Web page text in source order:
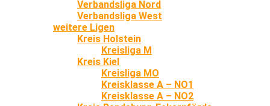
Verbandsliga Nord
Verbandsliga West
weitere Ligen
Kreis Holstein
Kreisliga M
Kreis Kiel
Kreisliga MO
Kreisklasse A – NO1
Kreisklasse A – NO2